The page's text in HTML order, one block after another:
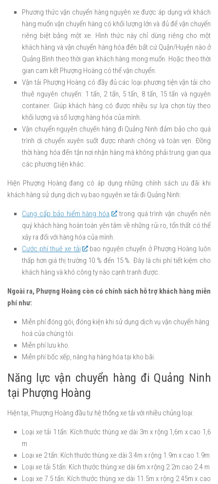
Phương thức vận chuyển hàng nguyên xe được áp dụng với khách
hàng muốn vận chuyển hàng có khối lượng lớn và đủ để vận chuyển
riêng biệt bằng một xe. Hình thức này chỉ dùng riêng cho một
khách hàng và vận chuyển hàng hóa đến bất cứ Quận/Huyện nào ở
Quảng Bình theo thời gian khách hàng mong muốn. Hoặc theo thời
gian cam kết Phượng Hoàng có thể vận chuyển.
Vận tải Phượng Hoàng có đầy đủ các loại phương tiện vận tải cho
thuê nguyên chuyến: 1 tấn, 2 tấn, 5 tấn, 8 tấn, 15 tấn và nguyên
container. Giúp khách hàng có được nhiều sự lựa chọn tùy theo
khối lượng và số lượng hàng hóa của mình.
Vận chuyển nguyên chuyến hàng đi Quảng Ninh đảm bảo cho quá
trình di chuyển xuyên suốt được nhanh chóng và toàn vẹn. Đồng
thời hàng hóa đến tận nơi nhận hàng mà không phải trung gian qua
các phương tiện khác.
Hiện Phượng Hoàng đang có áp dụng những chính sách ưu đãi khi
khách hàng sử dụng dịch vụ bao nguyên xe tải đi Quảng Ninh:
Cung cấp bảo hiểm hàng hóa
trong quá trình vận chuyển nên
quý khách hàng hoàn toàn yên tâm về những rủi ro, tổn thất có thể
xảy ra đối với hàng hóa của mình.
Cước phí thuê xe tải
bao nguyên chuyến ở Phượng Hoàng luôn
thấp hơn giá thị trường 10 % đến 15 %. Đây là chi phí tiết kiệm cho
khách hàng và khó công ty nào cạnh tranh được.
Ngoài ra, Phượng Hoàng còn có chính sách hỗ trợ khách hàng miễn
phí như:
Miễn phí đóng gói, đóng kiện khi sử dụng dịch vụ vận chuyển hàng
hoá của chúng tôi.
Miễn phí lưu kho.
Miễn phí bốc xếp, nâng hạ hàng hóa tại kho bãi.
Năng lực vận chuyển hàng đi Quảng Ninh
tại Phượng Hoàng
Hiện tại, Phượng Hoàng đầu tư hệ thống xe tải với nhiều chủng loại:
Loại xe tải 1 tấn: Kích thước thùng xe dài 3m x rộng 1,6m x cao 1,6
m
Loại xe 2 tấn: Kích thước thùng xe dài 3.4m x rộng 1.9m x cao 1.9m
Loại xe tải 5 tấn: Kích thước thùng xe dài 6m x rộng 2.2m cao 2.4 m
Loại xe 7.5 tấn: Kích thước thùng xe dài 11.5m x rộng 2.45m x cao